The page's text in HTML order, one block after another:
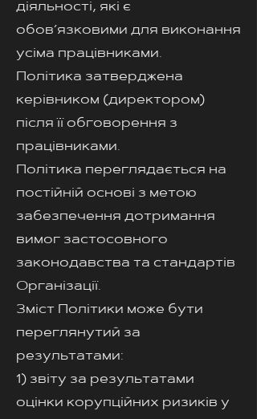
діяльності, які є
обов’язковими для виконання
усіма працівниками.
Політика затверджена
керівником (директором)
після її обговорення з
працівниками.
Політика переглядається на
постійній основі з метою
забезпечення дотримання
вимог застосовного
законодавства та стандартів
Організації.
Зміст Політики може бути
переглянутий за
результатами:
1) звіту за результатами
оцінки корупційних ризиків у